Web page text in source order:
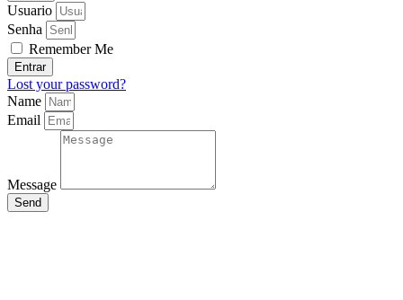
Usuario
Senha
Remember Me
Entrar
Lost your password?
Name
Email
Message
Send